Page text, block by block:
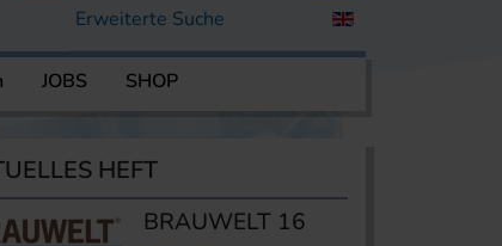
Erweiterte Suche
JOBS SHOP
HEFT
BRAUWELT 16